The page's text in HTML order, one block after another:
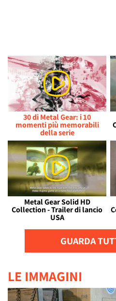
30 di Metal Gear: i 10
momenti più memorabili
della serie
Metal Gear Solid HD
Collection - Trailer di lancio
USA
GUARDA
LE IMMAGINI